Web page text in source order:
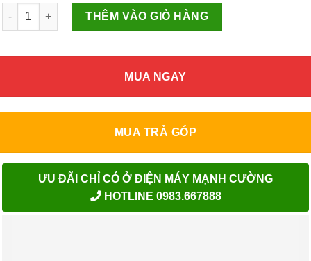
Nồi canh nhôm Kangaroo KG935XL số lượng
THÊM VÀO GIỎ HÀNG
MUA NGAY
MUA TRẢ GÓP
ƯU ĐÃI CHỈ CÓ Ở ĐIỆN MÁY MẠNH CƯỜNG
HOTLINE 0983.667888